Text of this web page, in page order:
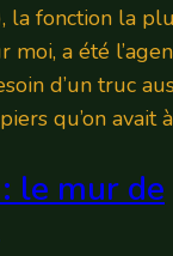
la fonction la
a été
d’un truc
qu’on avait
le mur de